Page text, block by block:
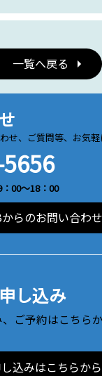
一覧へ戻る
せ、ご質問等、お気
00～18：00
からのお問い合わせ
し込み
ご予約はこちら
込みはこちらから